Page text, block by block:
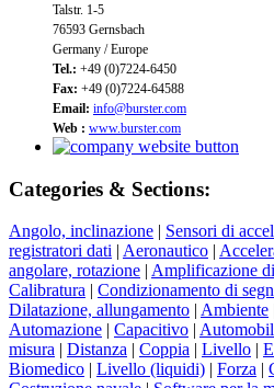
Talstr. 1-5
76593 Gernsbach
Germany / Europe
Tel.: +49 (0)7224-6450
Fax: +49 (0)7224-64588
Email: info@burster.com
Web : www.burster.com
Categories & Sections:
Angolo, inclinazione | Sensori di
registratori dati | Aeronautico |
angolare, rotazione | Amplificazione
Calibratura | Condizionamento di
Dilatazione, allungamento | Ambiente
Automazione | Capacitivo |
misura | Distanza | Coppia | Livello |
Biomedico | Livello (liquidi) | Forza |